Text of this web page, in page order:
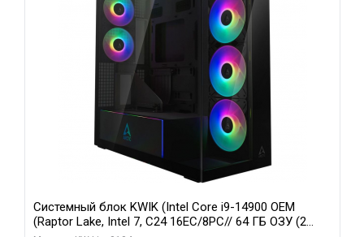
Системный блок KWIK (Intel Core i9-14900 OEM
(Raptor Lake, Intel 7, C24 16EC/8PC// 64 ГБ ОЗУ (2